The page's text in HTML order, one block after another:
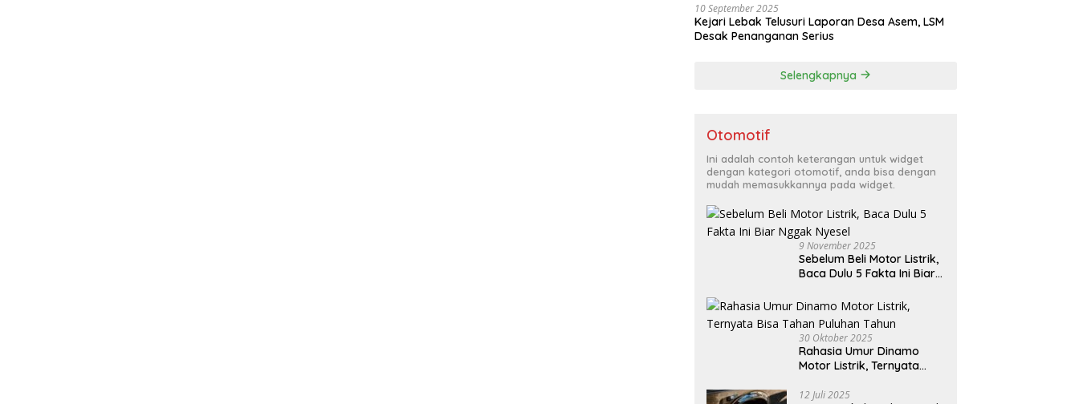
10 September 2025
Kejari Lebak Telusuri Laporan Desa Asem, LSM
Desak Penanganan Serius
Selengkapnya
Otomotif
Ini adalah contoh keterangan untuk widget
dengan kategori otomotif, anda bisa dengan
mudah memasukkannya pada widget.
9 November 2025
Sebelum Beli Motor Listrik,
Baca Dulu 5 Fakta Ini Biar
30 Oktober 2025
Rahasia Umur Dinamo
Motor Listrik, Ternyata
12 Juli 2025